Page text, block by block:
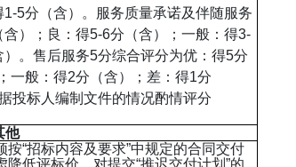
5分（含）。服务质量承诺及伴随服务
）；良：得5-6分（含）；一般：得3-
。售后服务5分综合评分为优：得5分
一般：得2分（含）；差：得1分
投标人编制文件的情况酌情评分
他
“招标内容及要求”中规定的合同交付
低评标价。对提交“推迟交付计划”的